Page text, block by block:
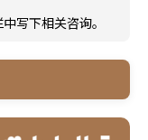
写下相关咨询。